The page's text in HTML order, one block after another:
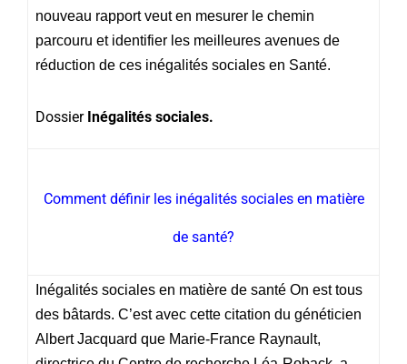
nouveau rapport veut en mesurer le chemin
parcouru et identifier les meilleures avenues de
réduction de ces inégalités sociales en Santé.
Dossier Inégalités sociales.
Comment définir les inégalités sociales en matière
de santé?
Inégalités sociales en matière de santé On est tous
des bâtards. C’est avec cette citation du généticien
Albert Jacquard que Marie-France Raynault,